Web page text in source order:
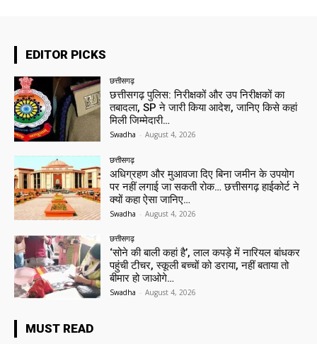
EDITOR PICKS
छत्तीसगढ़
छत्तीसगढ़ पुलिस: निरीक्षकों और उप निरीक्षकों का
तबादला, SP ने जारी किया आदेश, जानिए किसे कहां
मिली जिम्मेदारी…
Swadha - August 4, 2026
छत्तीसगढ़
अधिग्रहण और मुआवजा दिए बिना जमीन के उपयोग
पर नहीं लगाई जा सकती रोक… छत्तीसगढ़ हाईकोर्ट ने
क्यों कहा ऐसा जानिए…
Swadha - August 4, 2026
छत्तीसगढ़
‘सोने की बाली कहां है’, लाल कपड़े में नारियल बांधकर
पहुंची टीचर, स्कूली बच्चों को डराया, नहीं बताया तो
बीमार हो जाओगे…
Swadha - August 4, 2026
MUST READ